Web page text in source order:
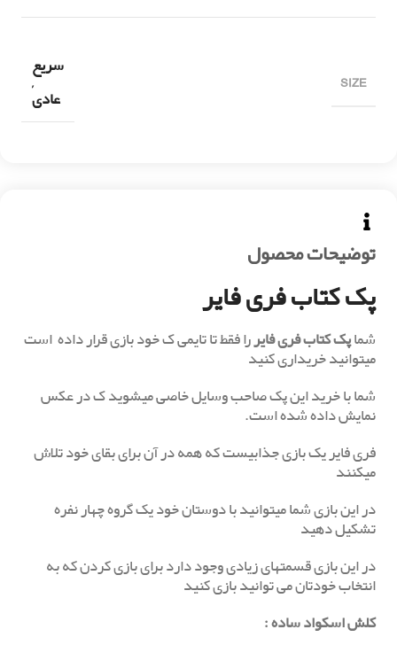
توضیحات محصول
پک کتاب فری فایر
شماپک کتاب فری فایررا فقط تا تایمی ک خود بازی قرار داده است
میتوانید خریداری کنید
شما با خرید این پک صاحب وسایل خاصی میشوید ک در عکس
نمایش داده شده است.
فری فایر یک بازی جذابیست که همه در آن برای بقای خود تلاش
میکنند
در این بازی شما میتوانید با دوستان خود یک گروه چهار نفره
تشکیل دهید
در این بازی قسمتهای زیادی وجود دارد برای بازی کردن که به
انتخاب خودتان می توانید بازی کنید
کلش اسکواد ساده:
SIZE
سریع
,
عادی